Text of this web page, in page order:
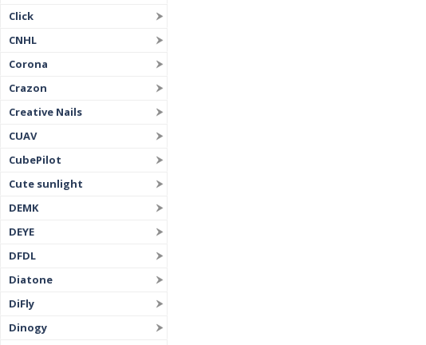
Click
CNHL
Corona
Crazon
Creative Nails
CUAV
CubePilot
Cute sunlight
DEMK
DEYE
DFDL
Diatone
DiFly
Dinogy